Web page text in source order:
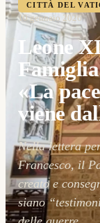
CITTÀ DEL
10 gennaio 2026
Leone
«La
viene
Nella lettera
Francesco, il
creato e
siano